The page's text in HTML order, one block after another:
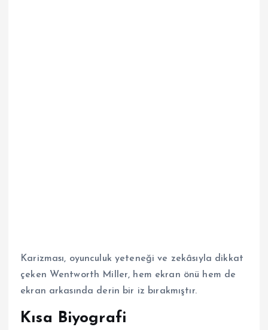
Karizması, oyunculuk yeteneği ve zekâsıyla dikkat
çeken Wentworth Miller, hem ekran önü hem de
ekran arkasında derin bir iz bırakmıştır.
Kısa Biyografi